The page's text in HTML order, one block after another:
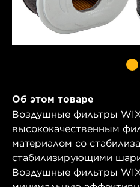
Об этом товаре
Воздушные фильтры
высококачественным
материалом со
стабилизирующими
Воздушные фильтры